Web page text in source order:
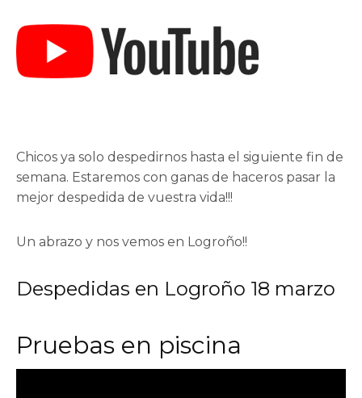
Chicos ya solo despedirnos hasta el siguiente fin de
semana. Estaremos con ganas de haceros pasar la
mejor despedida de vuestra vida!!!
Un abrazo y nos vemos en Logroño!!
Despedidas en Logroño 18 marzo
Pruebas en piscina